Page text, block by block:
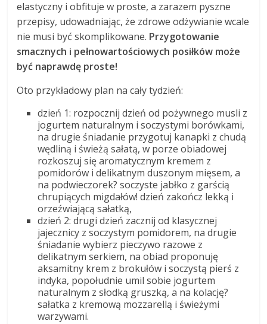
elastyczny i obfituje w proste, a zarazem pyszne
przepisy, udowadniając, że zdrowe odżywianie wcale
nie musi być skomplikowane. Przygotowanie
smacznych i pełnowartościowych posiłków może
być naprawdę proste!
Oto przykładowy plan na cały tydzień:
dzień 1: rozpocznij dzień od pożywnego musli z
jogurtem naturalnym i soczystymi borówkami,
na drugie śniadanie przygotuj kanapki z chudą
wędliną i świeżą sałatą, w porze obiadowej
rozkoszuj się aromatycznym kremem z
pomidorów i delikatnym duszonym mięsem, a
na podwieczorek? soczyste jabłko z garścią
chrupiących migdałów! dzień zakończ lekką i
orzeźwiającą sałatką,
dzień 2: drugi dzień zacznij od klasycznej
jajecznicy z soczystym pomidorem, na drugie
śniadanie wybierz pieczywo razowe z
delikatnym serkiem, na obiad proponuję
aksamitny krem z brokułów i soczystą pierś z
indyka, popołudnie umil sobie jogurtem
naturalnym z słodką gruszką, a na kolację?
sałatka z kremową mozzarellą i świeżymi
warzywami.